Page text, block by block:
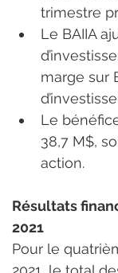
trimestre
Le BAIIA
marge sur
Le
38,7 M$,
action.
Résultats
2021
Pour le